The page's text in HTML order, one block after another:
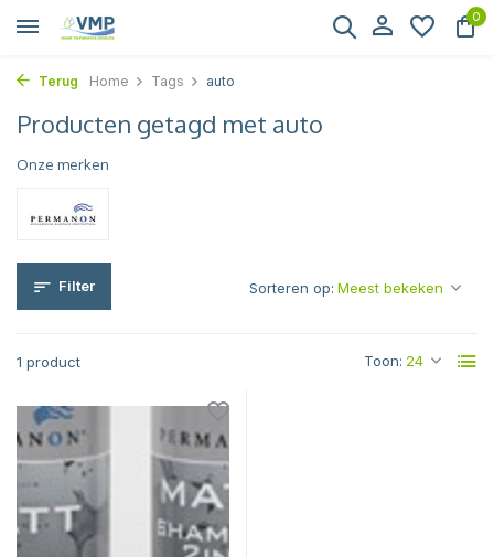
0
Terug Home Tags auto
Producten getagd met auto
Onze merken
Filter
1 product Toon:
Sorteren op: